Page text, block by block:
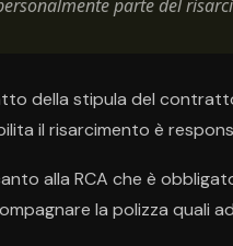
parte del
della stipula del
il risarcimento è
alla RCA che è
la polizza quali